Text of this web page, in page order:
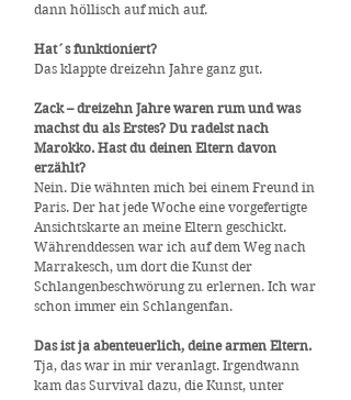
dann höllisch auf mich auf.
Hat´s funktioniert?
Das klappte dreizehn Jahre ganz gut.
Zack – dreizehn Jahre waren rum und was
machst du als Erstes? Du radelst nach
Marokko. Hast du deinen Eltern davon
erzählt?
Nein. Die wähnten mich bei einem Freund in
Paris. Der hat jede Woche eine vorgefertigte
Ansichtskarte an meine Eltern geschickt.
Währenddessen war ich auf dem Weg nach
Marrakesch, um dort die Kunst der
Schlangenbeschwörung zu erlernen. Ich war
schon immer ein Schlangenfan.
Das ist ja abenteuerlich, deine armen Eltern.
Tja, das war in mir veranlagt. Irgendwann
kam das Survival dazu, die Kunst, unter